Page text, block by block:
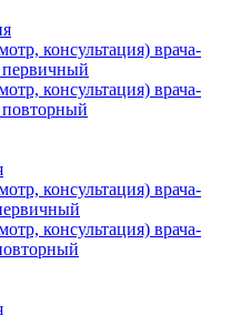
консультация) врача-
первичный
консультация) врача-
повторный
консультация) врача-
консультация) врача-